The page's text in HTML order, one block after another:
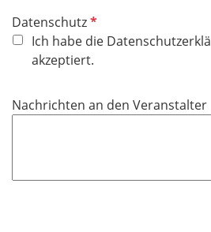
f
e
l
DatenschutzP
f
l
h
Ich habe die
akzeptiert.
Nachrichten an den Veranstalter